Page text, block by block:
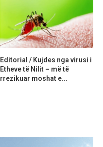
Editorial / Kujdes nga virusi i
Etheve të Nilit – më të
rrezikuar moshat e...